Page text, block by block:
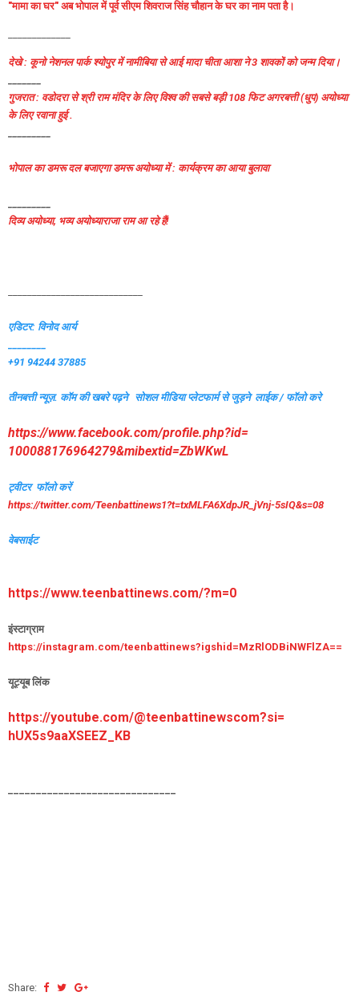
"मामा का घर" अब भोपाल में पूर्व सीएम शिवराज सिंह चौहान के घर का नाम पता है।
देखे : कूनो नेशनल पार्क श्योपुर में नामीबिया से आई मादा चीता आशा ने 3 शावकों को जन्म दिया।
गुजरात : वडोदरा से श्री राम मंदिर के लिए विश्व की सबसे बड़ी 108 फिट अगरबत्ती (धुप) अयोध्या
के लिए रवाना हुई .
भोपाल का डमरू दल बजाएगा डमरू अयोध्या में : कार्यक्रम का आया बुलावा
दिव्य अयोध्या, भव्य अयोध्याराजा राम आ रहे हैं!
एडिटर: विनोद आर्य
+91 94244 37885
तीनबत्ती न्यूज़. कॉम की खबरे पढ़नेसोशल मीडिया प्लेटफार्म से जुड़ने लाईक / फॉलो करे
https://www.facebook.com/profile.php?id=
100088176964279&mibextid=ZbWKwL
ट्वीटर फॉलो करें
https://twitter.com/Teenbattinews1?t=txMLFA6XdpJR_ jVnj-5sIQ&s=08
वेबसाईट
https://www.teenbattinews.com/?m=0
इंस्टाग्राम
https://instagram.com/teenbattinews?igshid=MzRlODBiNWFlZA==
यूट्यूब लिंक
https://youtube.com/@teenbattinewscom?si=
hUX5s9aaXSEEZ_KB
Share: